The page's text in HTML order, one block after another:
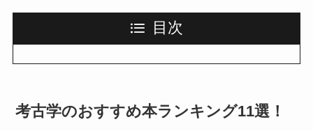
目次
考古学のおすすめ本ランキング11選！